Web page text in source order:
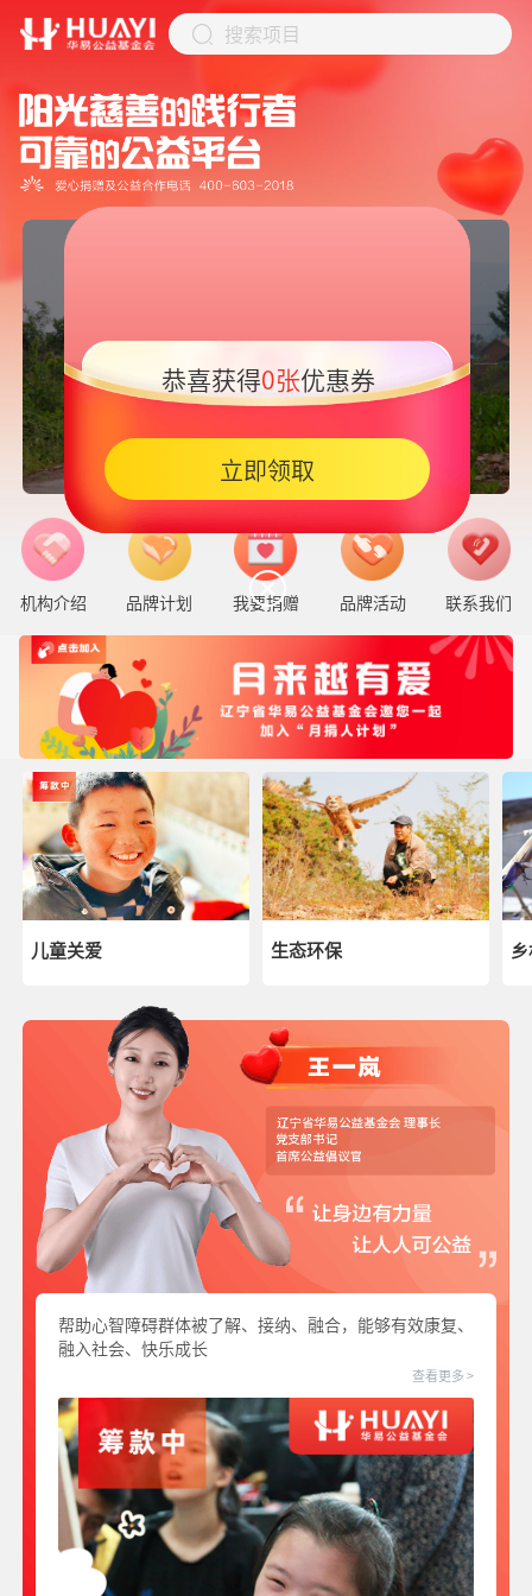
搜索项目
05:45
机构介绍 品牌计划 我要捐赠 品牌活动 联系我们
儿童关爱 生态环保
帮助心智障碍群体被了解、接纳、融合，能够有效康复、
融入社会、快乐成长
查看更多 >
恭喜获得0张优惠券
立即领取